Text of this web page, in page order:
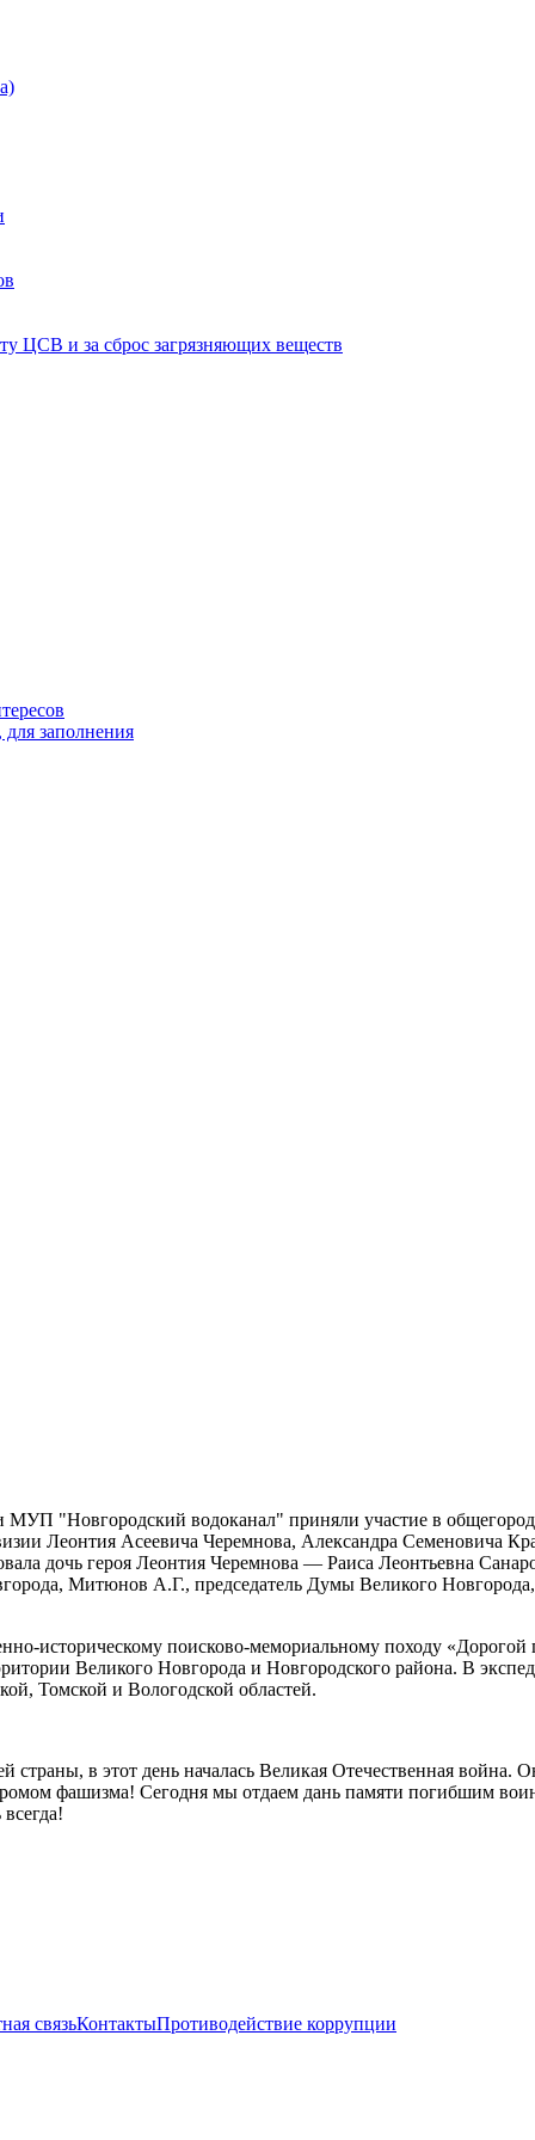
ЦСВ и за сброс загрязняющих веществ
заполнения
"Новгородский водоканал" приняли участие в
Леонтия Асеевича Черемнова, Александра Семеновича
дочь героя Леонтия Черемнова — Раиса Леонтьевна
Митюнов А.Г., председатель Думы Великого Новгорода,
историческому поисково-мемориальному походу
Великого Новгорода и Новгородского района. В
Томской и Вологодской областей.
страны, в этот день началась Великая Отечественная
фашизма! Сегодня мы отдаем дань памяти погибшим
связьКонтактыПротиводействие коррупции